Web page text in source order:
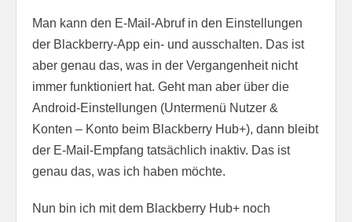
Man kann den E-Mail-Abruf in den Einstellungen
der Blackberry-App ein- und ausschalten. Das ist
aber genau das, was in der Vergangenheit nicht
immer funktioniert hat. Geht man aber über die
Android-Einstellungen (Untermenü Nutzer &
Konten – Konto beim Blackberry Hub+), dann bleibt
der E-Mail-Empfang tatsächlich inaktiv. Das ist
genau das, was ich haben möchte.
Nun bin ich mit dem Blackberry Hub+ noch